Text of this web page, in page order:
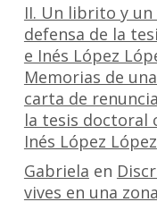
II. Un librito y
defensa de la
e Inés López
Memorias de
carta de
la tesis doctoral
Inés López López
Gabriela en
vives en una